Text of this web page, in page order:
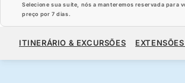
Selecione sua suíte, nós a manteremos reservada para
preço por 7 dias.
A PARTIR DE US$ 6.800
ITINERÁRIO & EXCURSÕES